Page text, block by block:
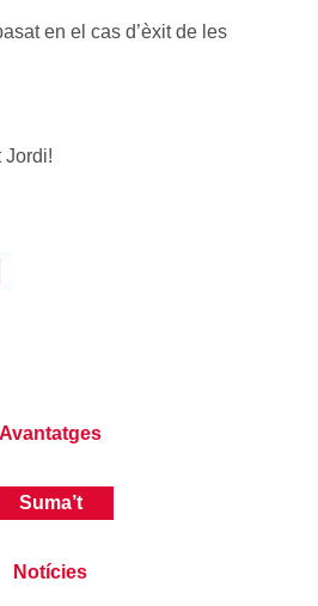
en el cas d’èxit de les
Jordi!
Avantatges
Suma’t
Notícies